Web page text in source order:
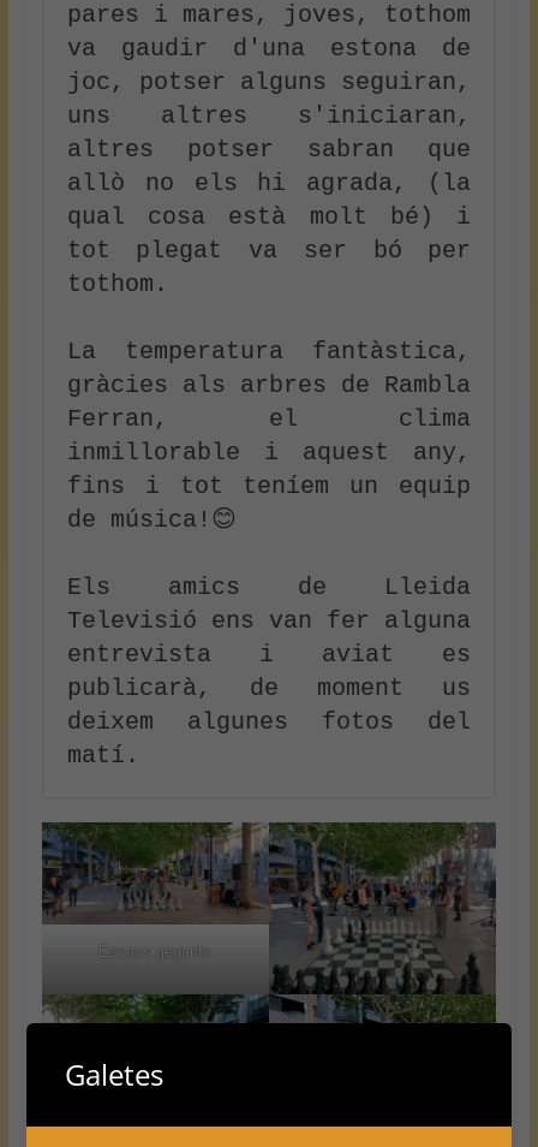
pares i mares, joves, tothom
va gaudir d'una estona de
joc, potser alguns seguiran,
uns altres s'iniciaran,
altres potser sabran que
allò no els hi agrada, (la
qual cosa està molt bé) i
tot plegat va ser bó per
tothom.
La temperatura fantàstica,
gràcies als arbres de Rambla
Ferran, el clima
inmillorable i aquest any,
fins i tot teníem un equip
de música!😊
Els amics de Lleida
Televisió ens van fer alguna
entrevista i aviat es
publicarà, de moment us
deixem algunes fotos del
matí.
Escacs gegants
Galetes